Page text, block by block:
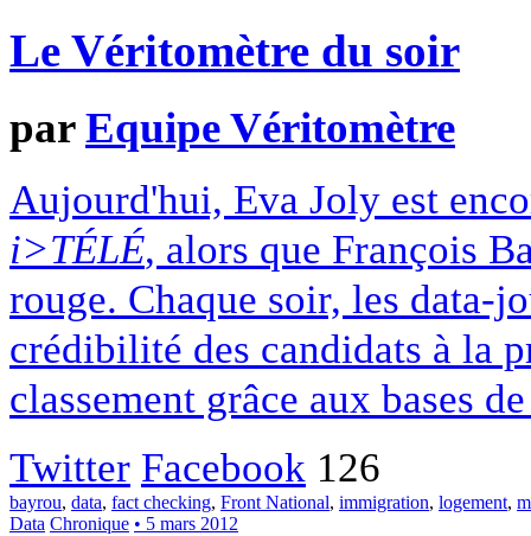
Le Véritomètre du soir
parEquipe Véritomètre
Aujourd'hui, Eva Joly est
i>TÉLÉ, alors que François
rouge. Chaque soir, les data-
crédibilité des candidats à la
classement grâce aux bases
Twitter Facebook 126
bayrou, data, fact checking, Front National, immigration, logement,
Data Chronique • 5 mars 2012